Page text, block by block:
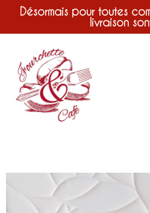
Désormais pour toutes
livraison